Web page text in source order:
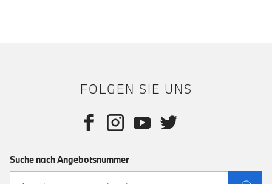
FOLGEN SIE UNS
Suche nach Angebotsnummer